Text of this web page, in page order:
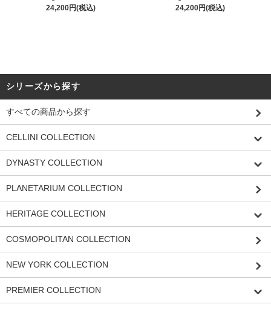
24,200円(税込)
24,200円(税込)
シリーズから探す
すべての商品から探す
CELLINI COLLECTION
DYNASTY COLLECTION
PLANETARIUM COLLECTION
HERITAGE COLLECTION
COSMOPOLITAN COLLECTION
NEW YORK COLLECTION
PREMIER COLLECTION